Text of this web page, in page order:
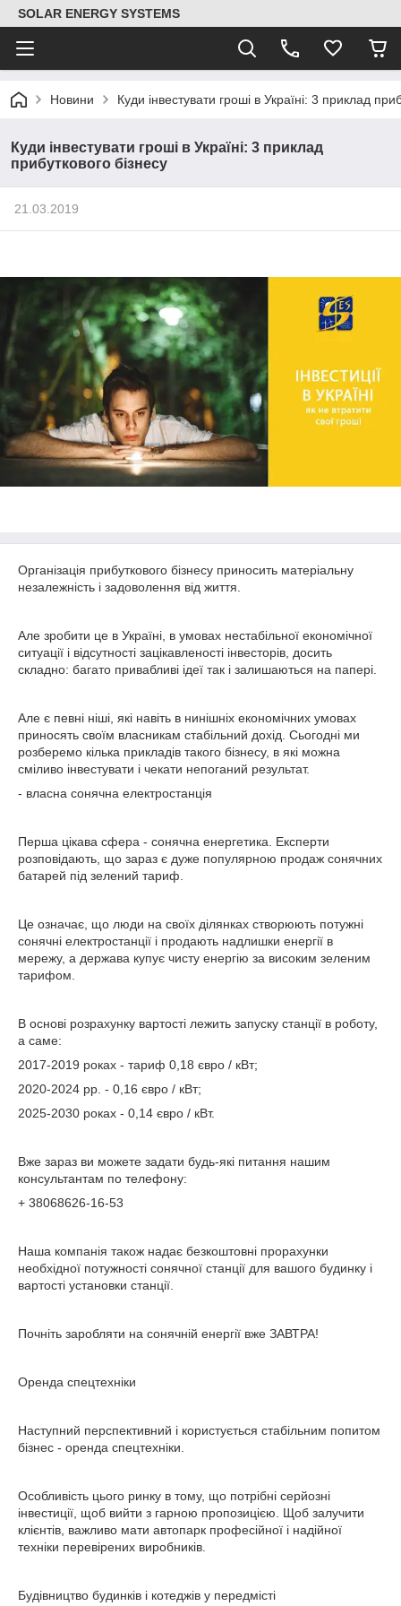
SOLAR ENERGY SYSTEMS
Новини Куди інвестувати гроші в Україні: 3 приклад
Куди інвестувати гроші в Україні: 3 приклад
прибуткового бізнесу
21.03.2019
Організація прибуткового бізнесу приносить матеріальну
незалежність і задоволення від життя.
Але зробити це в Україні, в умовах нестабільної економічної
ситуації і відсутності зацікавленості інвесторів, досить
складно: багато привабливі ідеї так і залишаються на папері.
Але є певні ніші, які навіть в нинішніх економічних умовах
приносять своїм власникам стабільний дохід. Сьогодні ми
розберемо кілька прикладів такого бізнесу, в які можна
сміливо інвестувати і чекати непоганий результат.
- власна сонячна електростанція
Перша цікава сфера - сонячна енергетика. Експерти
розповідають, що зараз є дуже популярною продаж сонячних
батарей під зелений тариф.
Це означає, що люди на своїх ділянках створюють потужні
сонячні електростанції і продають надлишки енергії в
мережу, а держава купує чисту енергію за високим зеленим
тарифом.
В основі розрахунку вартості лежить запуску станції в роботу,
а саме:
2017-2019 роках - тариф 0,18 євро / кВт;
2020-2024 рр. - 0,16 євро / кВт;
2025-2030 роках - 0,14 євро / кВт.
Вже зараз ви можете задати будь-які питання нашим
консультантам по телефону:
+ 38068626-16-53
Наша компанія також надає безкоштовні прорахунки
необхідної потужності сонячної станції для вашого будинку і
вартості установки станції.
Почніть заробляти на сонячній енергії вже ЗАВТРА!
Оренда спецтехніки
Наступний перспективний і користується стабільним попитом
бізнес - оренда спецтехніки.
Особливість цього ринку в тому, що потрібні серйозні
інвестиції, щоб вийти з гарною пропозицією. Щоб залучити
клієнтів, важливо мати автопарк професійної і надійної
техніки перевірених виробників.
Будівництво будинків і котеджів у передмісті